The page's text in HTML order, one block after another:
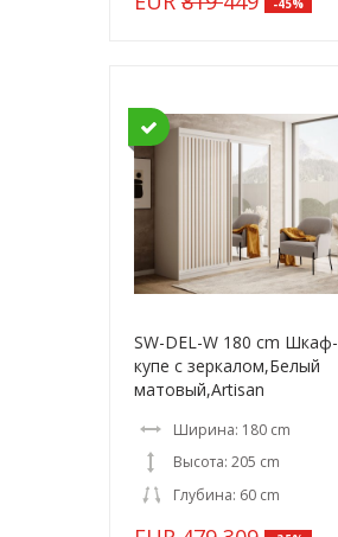
-45%
SW-DEL-W 180 cm Шкаф-
купе с зеркалом,Белый
матовый,Artisan
Ширина: 180 cm
Высота: 205 cm
Глубина: 60 cm